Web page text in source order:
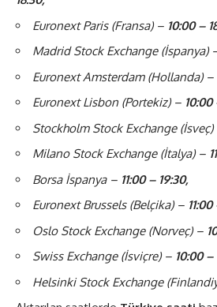
Euronext Paris (Fransa) – 10:00 –
Madrid Stock Exchange (İspanya)
Euronext Amsterdam (Hollanda) –
Euronext Lisbon (Portekiz) – 10:00
Stockholm Stock Exchange (İsveç)
Milano Stock Exchange (İtalya) –
Borsa İspanya – 11:00 – 19:30,
Euronext Brussels (Belçika) –
Oslo Stock Exchange (Norveç) –
Swiss Exchange (İsviçre) – 10:00 –
Helsinki Stock Exchange